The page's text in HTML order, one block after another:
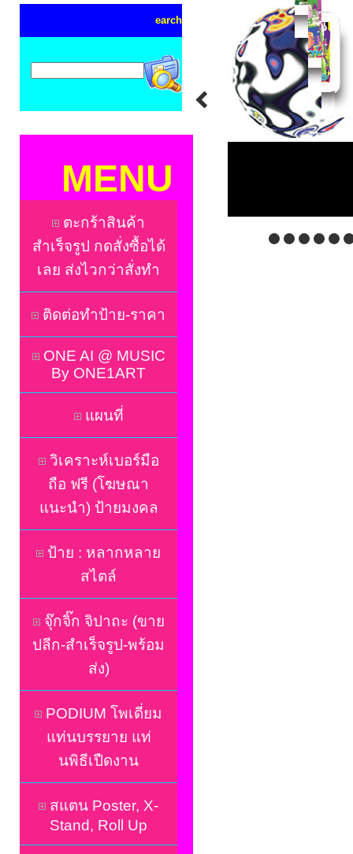
earch
MENU
ตะกร้าสินค้า
สำเร็จรูป กดสั่งซื้อได้
เลย ส่งไวกว่าสั่งทำ
ติดต่อทำป้าย-ราคา
ONE AI @ MUSIC
By ONE1ART
แผนที่
วิเคราะห์เบอร์มือ
ถือ ฟรี (โฆษณา
แนะนำ) ป้ายมงคล
ป้าย : หลากหลาย
สไตล์
จุ๊กจิ๊ก จิปาถะ (ขาย
ปลีก-สำเร็จรูป-พร้อม
ส่ง)
PODIUM โพเดี่ยม
แท่นบรรยาย แท่
นพิธีเปืดงาน
สแตน Poster, X-
Stand, Roll Up